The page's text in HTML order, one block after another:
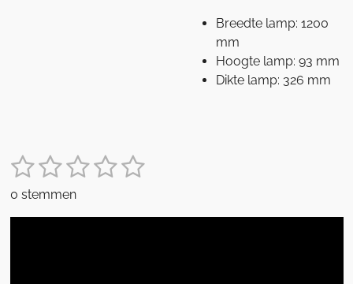
Breedte lamp: 1200
mm
Hoogte lamp: 93 mm
Dikte lamp: 326 mm
R
a
t
i
1
s
t
2
s
t
3
s
t
4
t
5
t
m
0 stemmen